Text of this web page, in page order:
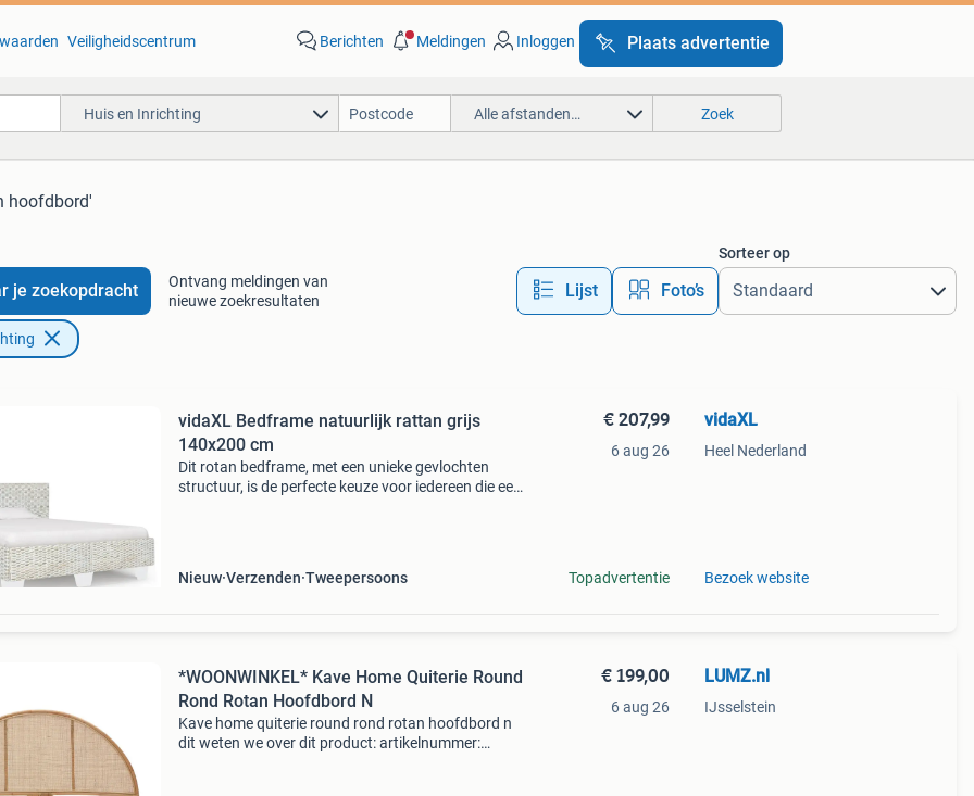
Veiligheidscentrum Berichten Meldingen Inloggen Plaats advertentie
Huis en Inrichting Alle afstanden… Zoek
hoofdbord'
je zoekopdracht
Ontvang meldingen van
nieuwe zoekresultaten
Lijst Foto’s
Sorteer op
vidaXL Bedframe natuurlijk rattan grijs
140x200 cm
Dit rotan bedframe, met een unieke gevlochten
structuur, is de perfecte keuze voor iedereen die een
Nieuw Verzenden Tweepersoons
€ 207,99
6 aug 26
Topadvertentie
vidaXL
Heel Nederland
Bezoek website
*WOONWINKEL* Kave Home Quiterie Round
Rond Rotan Hoofdbord N
Kave home quiterie round rond rotan hoofdbord n
dit weten we over dit product: artikelnummer:
€ 199,00
6 aug 26
LUMZ.nl
IJsselstein